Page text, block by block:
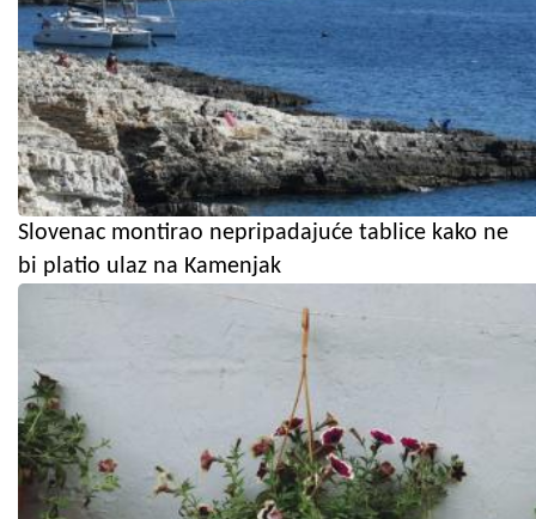
Slovenac montirao nepripadajuće tablice kako ne
bi platio ulaz na Kamenjak